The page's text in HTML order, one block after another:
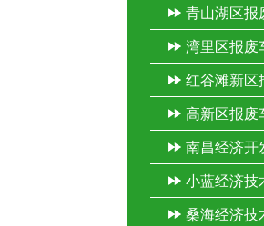
青山湖区报
湾里区报废
红谷滩新区
车 高新区报废
南昌经济开
报废车
小蓝经济技
发区报废车
桑海经济技